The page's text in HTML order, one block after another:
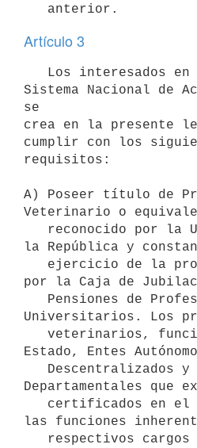
   anterior.
Artículo 3
Sistema Nacional de
se
crea en la presente
cumplir con los
requisitos:
A) Poseer título de
Veterinario o
la República y
por la Caja de
Universitarios. Los
Estado, Entes
Departamentales que
las funciones